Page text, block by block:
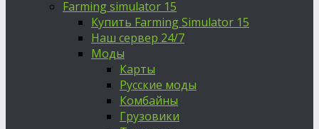
Farming simulator 15
Купить Farming Simulator 15
Наш сервер 24/7
Моды
Карты
Русские моды
Комбайны
Грузовики